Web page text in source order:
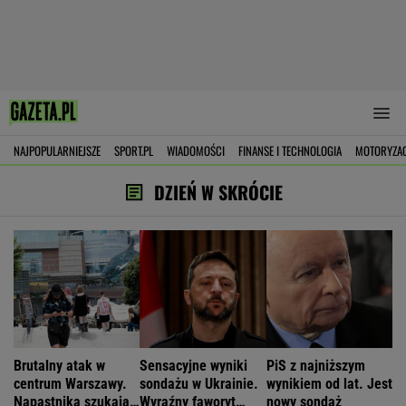
NAJPOPULARNIEJSZE SPORT.PL WIADOMOŚCI FINANSE I TECHNOLOGIA
DZIEŃ W SKRÓCIE
Brutalny atak w
centrum Warszawy.
Napastnika szukają
Sensacyjne wyniki
sondażu w Ukrainie.
Wyraźny faworyt
PiS z najniższym
wynikiem od lat. Jest
nowy sondaż